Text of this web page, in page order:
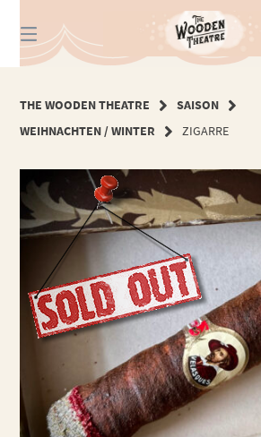
zum
Inhalt
THE WOODEN THEATRE
SAISON
WEIHNACHTEN / WINTER
ZIGARRE